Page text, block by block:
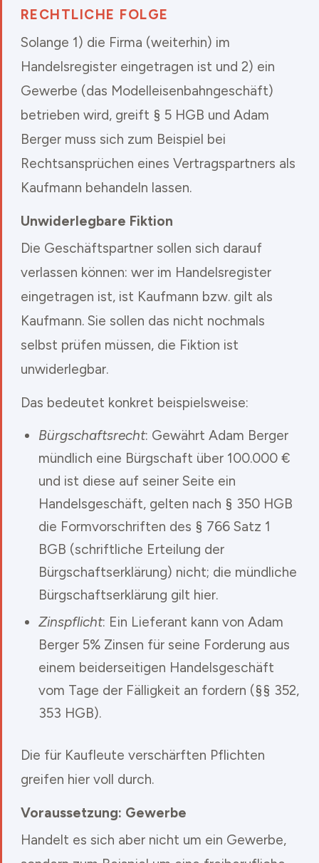
RECHTLICHE FOLGE
Solange 1) die Firma (weiterhin) im
Handelsregister eingetragen ist und 2) ein
Gewerbe (das Modelleisenbahngeschäft)
betrieben wird, greift § 5 HGB und Adam
Berger muss sich zum Beispiel bei
Rechtsansprüchen eines Vertragspartners als
Kaufmann behandeln lassen.
Unwiderlegbare Fiktion
Die Geschäftspartner sollen sich darauf
verlassen können: wer im Handelsregister
eingetragen ist, ist Kaufmann bzw. gilt als
Kaufmann. Sie sollen das nicht nochmals
selbst prüfen müssen, die Fiktion ist
unwiderlegbar.
Das bedeutet konkret beispielsweise:
Bürgschaftsrecht: Gewährt Adam Berger
mündlich eine Bürgschaft über 100.000 €
und ist diese auf seiner Seite ein
Handelsgeschäft, gelten nach § 350 HGB
die Formvorschriften des § 766 Satz 1
BGB (schriftliche Erteilung der
Bürgschaftserklärung) nicht; die mündliche
Bürgschaftserklärung gilt hier.
Zinspflicht: Ein Lieferant kann von Adam
Berger 5% Zinsen für seine Forderung aus
einem beiderseitigen Handelsgeschäft
vom Tage der Fälligkeit an fordern (§§ 352,
353 HGB).
Die für Kaufleute verschärften Pflichten
greifen hier voll durch.
Voraussetzung: Gewerbe
Handelt es sich aber nicht um ein Gewerbe,